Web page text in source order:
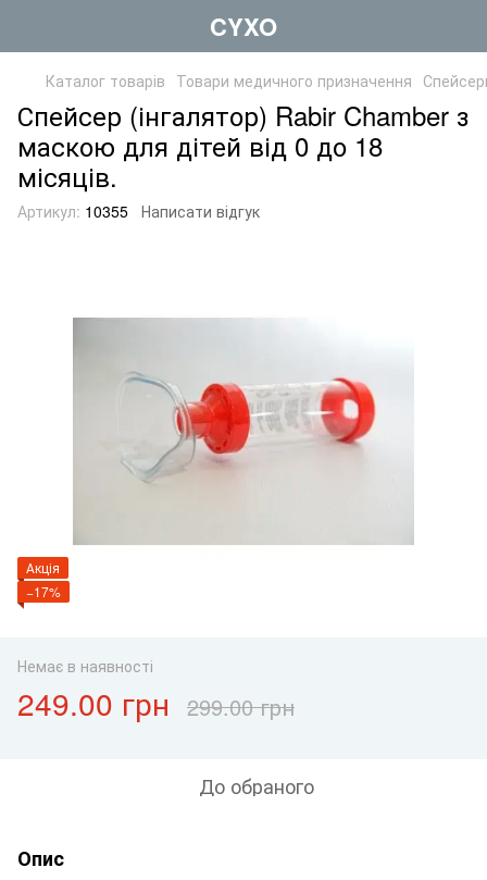
CYXO
Каталог товарів Товари медичного призначення
Спейсер (інгалятор) Rabir Chamber з
маскою для дітей від 0 до 18
місяців.
Артикул: 10355 Написати відгук
Акція
−17%
Немає в наявності
249.00 грн 299.00 грн
До обраного
Опис